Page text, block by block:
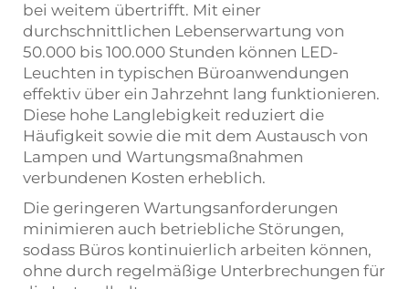
bei weitem übertrifft. Mit einer
durchschnittlichen Lebenserwartung von
50.000 bis 100.000 Stunden können LED-
Leuchten in typischen Büroanwendungen
effektiv über ein Jahrzehnt lang funktionieren.
Diese hohe Langlebigkeit reduziert die
Häufigkeit sowie die mit dem Austausch von
Lampen und Wartungsmaßnahmen
verbundenen Kosten erheblich.
Die geringeren Wartungsanforderungen
minimieren auch betriebliche Störungen,
sodass Büros kontinuierlich arbeiten können,
ohne durch regelmäßige Unterbrechungen für